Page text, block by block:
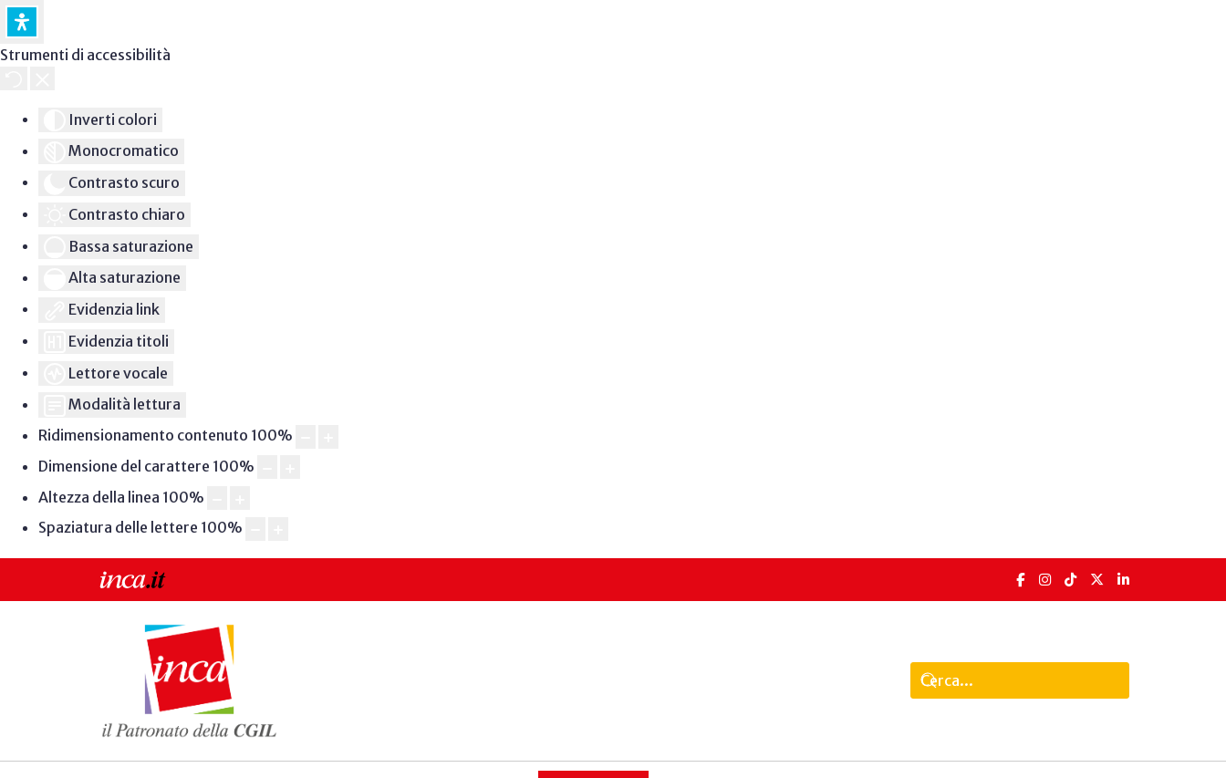
Strumenti di accessibilità
Inverti colori
Monocromatico
Contrasto scuro
Contrasto chiaro
Bassa saturazione
Alta saturazione
Evidenzia link
Evidenzia titoli
Lettore vocale
Modalità lettura
Ridimensionamento contenuto 100%
Dimensione del carattere 100%
Altezza della linea 100%
Spaziatura delle lettere 100%